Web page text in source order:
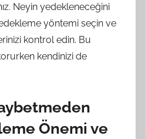
Neyin yedekleneceğini
yöntemi seçin ve
kontrol edin. Bu
kendinizi de
Önemi ve